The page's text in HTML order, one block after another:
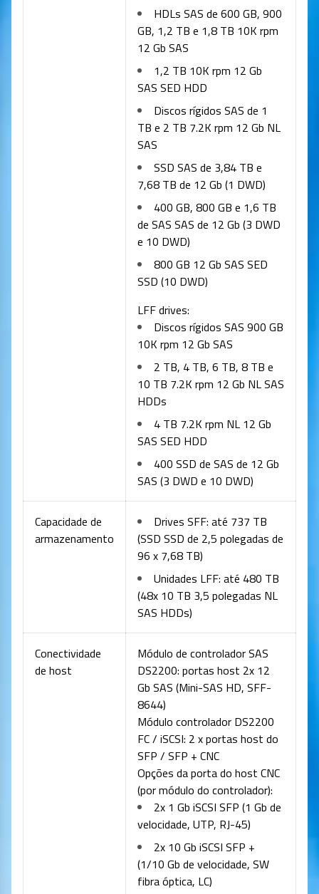
HDLs SAS de 600 GB, 900
GB, 1,2 TB e 1,8 TB 10K rpm
12 Gb SAS
1,2 TB 10K rpm 12 Gb
SAS SED HDD
Discos rígidos SAS de 1
TB e 2 TB 7.2K rpm 12 Gb NL
SAS
SSD SAS de 3,84 TB e
7,68 TB de 12 Gb (1 DWD)
400 GB, 800 GB e 1,6 TB
de SAS SAS de 12 Gb (3 DWD
e 10 DWD)
800 GB 12 Gb SAS SED
SSD (10 DWD)
LFF drives:
Discos rígidos SAS 900 GB
10K rpm 12 Gb SAS
2 TB, 4 TB, 6 TB, 8 TB e
10 TB 7.2K rpm 12 Gb NL SAS
HDDs
4 TB 7.2K rpm NL 12 Gb
SAS SED HDD
400 SSD de SAS de 12 Gb
SAS (3 DWD e 10 DWD)
Capacidade de
armazenamento
Drives SFF: até 737 TB
(SSD SSD de 2,5 polegadas de
96 x 7,68 TB)
Unidades LFF: até 480 TB
(48x 10 TB 3,5 polegadas NL
SAS HDDs)
Conectividade
de host
Módulo de controlador SAS
DS2200: portas host 2x 12
Gb SAS (Mini-SAS HD, SFF-
8644)
Módulo controlador DS2200
FC / iSCSI: 2 x portas host do
SFP / SFP + CNC
Opções da porta do host CNC
(por módulo do controlador):
2x 1 Gb iSCSI SFP (1 Gb de
velocidade, UTP, RJ-45)
2x 10 Gb iSCSI SFP +
(1/10 Gb de velocidade, SW
fibra óptica, LC)